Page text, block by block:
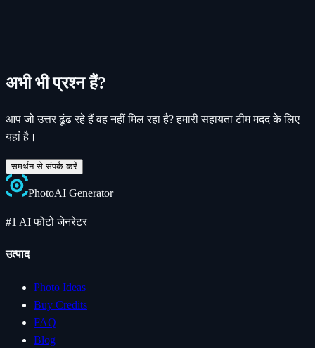
अभी भी प्रश्न हैं?
आप जो उत्तर ढूंढ रहे हैं वह नहीं मिल रहा है? हमारी सहायता टीम मदद के लिए
यहां है।
समर्थन से संपर्क करें
PhotoAI Generator
#1 AI फोटो जेनरेटर
उत्पाद
Photo Ideas
Buy Credits
FAQ
Blog